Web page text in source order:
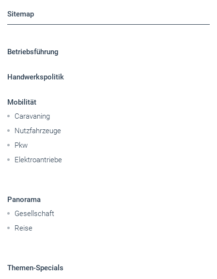
Sitemap
Betriebsführung
Handwerkspolitik
Mobilität
Caravaning
Nutzfahrzeuge
Pkw
Elektroantriebe
Panorama
Gesellschaft
Reise
Themen-Specials